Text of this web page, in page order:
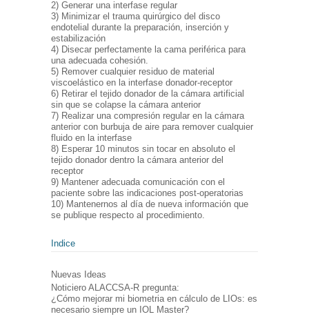
2) Generar una interfase regular
3) Minimizar el trauma quirúrgico del disco
endotelial durante la preparación, inserción y
estabilización
4) Disecar perfectamente la cama periférica para
una adecuada cohesión.
5) Remover cualquier residuo de material
viscoelástico en la interfase donador-receptor
6) Retirar el tejido donador de la cámara artificial
sin que se colapse la cámara anterior
7) Realizar una compresión regular en la cámara
anterior con burbuja de aire para remover cualquier
fluido en la interfase
8) Esperar 10 minutos sin tocar en absoluto el
tejido donador dentro la cámara anterior del
receptor
9) Mantener adecuada comunicación con el
paciente sobre las indicaciones post-operatorias
10) Mantenernos al día de nueva información que
se publique respecto al procedimiento.
Indice
Nuevas Ideas
Noticiero ALACCSA-R pregunta:
¿Cómo mejorar mi biometria en cálculo de LIOs: es
necesario siempre un IOL Master?